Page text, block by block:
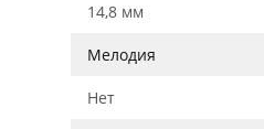
14,8 мм
Мелодия
Нет